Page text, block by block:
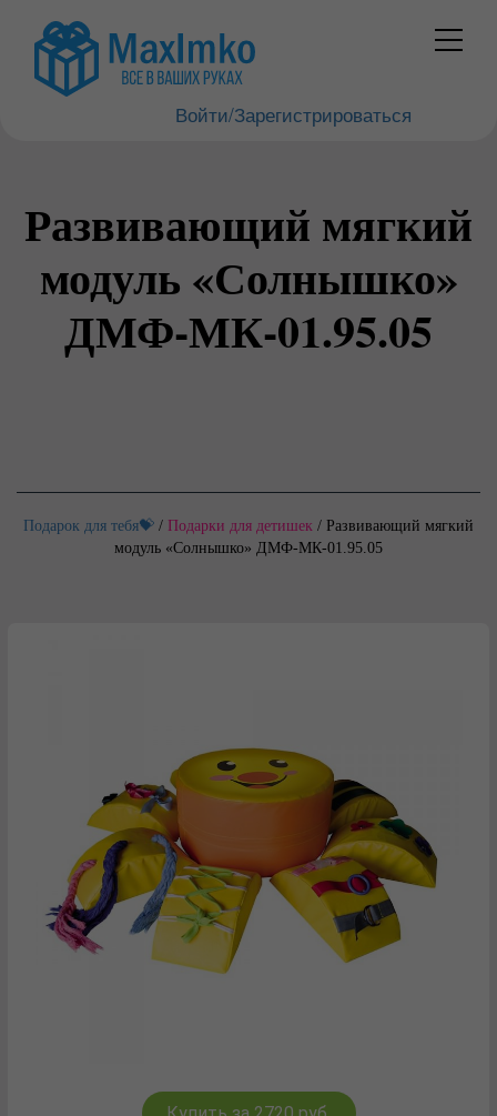
Войти/Зарегистрироваться
Развивающий мягкий
модуль «Солнышко»
ДМФ-МК-01.95.05
Подарок для тебя💝 / Подарки для детишек / Развивающий мягкий
модуль «Солнышко» ДМФ-МК-01.95.05